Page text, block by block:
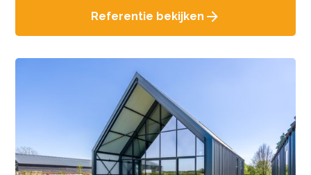
Referentie bekijken